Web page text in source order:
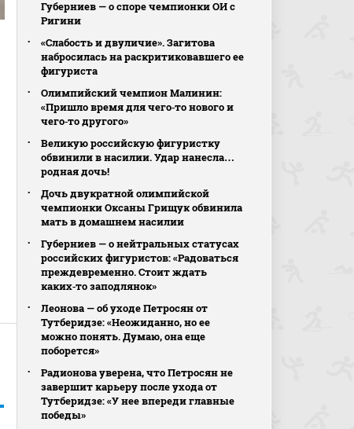
Губерниев — о споре чемпионки ОИ с
Ригини
«Слабость и двуличие». Загитова
набросилась на раскритиковавшего ее
фигуриста
Олимпийский чемпион Малинин:
«Пришло время для чего‑то нового и
чего‑то другого»
Великую российскую фигуристку
обвинили в насилии. Удар нанесла…
родная дочь!
Дочь двукратной олимпийской
чемпионки Оксаны Грищук обвинила
мать в домашнем насилии
Губерниев — о нейтральных статусах
российских фигуристов: «Радоваться
преждевременно. Стоит ждать
каких‑то заподлянок»
Леонова — об уходе Петросян от
Тутберидзе: «Неожиданно, но ее
можно понять. Думаю, она еще
поборется»
Радионова уверена, что Петросян не
завершит карьеру после ухода от
Тутберидзе: «У нее впереди главные
победы»